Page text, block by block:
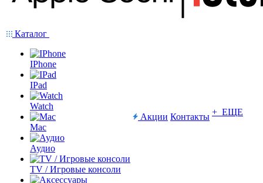
Каталог
IPhone
IPad
Watch
Mac
Аудио
TV / Игровые консоли
Акции Контакты + ЕЩЕ